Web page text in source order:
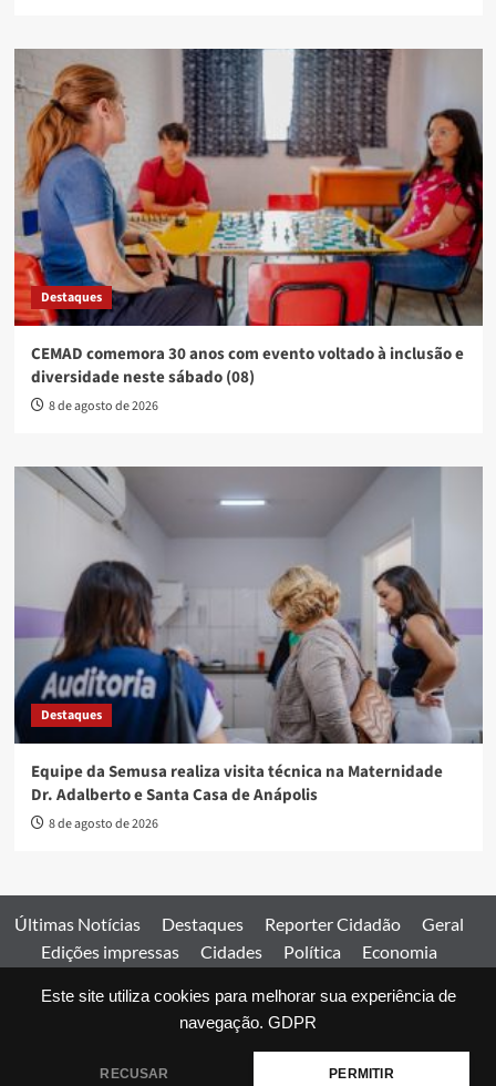
Este site utiliza cookies para melhorar sua experiência de
navegação. GDPR
RECUSAR PERMITIR
Destaques
CEMAD comemora 30 anos com evento voltado à inclusão e
diversidade neste sábado (08)
8 de agosto de 2026
Destaques
Equipe da Semusa realiza visita técnica na Maternidade
Dr. Adalberto e Santa Casa de Anápolis
8 de agosto de 2026
Últimas Notícias Destaques Reporter Cidadão
Geral
Edições impressas
Cidades Política
Economia
Comercial
Edições impressas Expediente Home
© 2026 Jornal Estado de Goiás. Todos os direitos reservados.